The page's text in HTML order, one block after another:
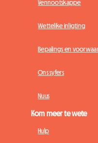
Vennootskappe
Wettelike inligting
Bepalings en
Ons syfers
Nuus
Kom meer te wete
Hulp